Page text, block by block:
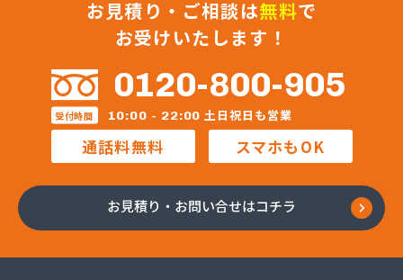
八原産業
美須賀燃料店
武智燃料店
福泉株式会社
宝ガス株式会社
毛利燃料店
木村プロパン
有限会社ニッタンガス
有限会社ヨコガワ
お見積り・ご相談は無料で
お受けいたします！
0120-800-905
受付時間 10:00 - 22:00 土日祝日も営業
通話料無料 スマホもOK
お見積り・お問い合せはコチラ